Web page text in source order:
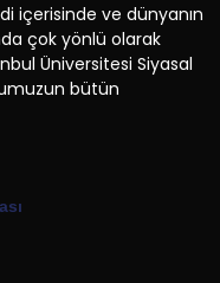
içerisinde ve dünyanın
çok yönlü olarak
Üniversitesi Siyasal
bütün